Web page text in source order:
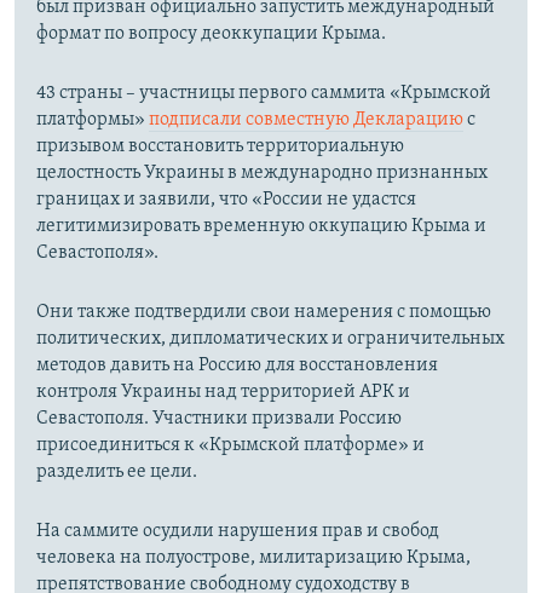
был призван официально запустить международный
формат по вопросу деоккупации Крыма.
43 страны – участницы первого саммита «Крымской
платформы» подписали совместную Декларациюс
призывом восстановить территориальную
целостность Украины в международно признанных
границах и заявили, что «России не удастся
легитимизировать временную оккупацию Крыма и
Севастополя».
Они также подтвердили свои намерения с помощью
политических, дипломатических и ограничительных
методов давить на Россию для восстановления
контроля Украины над территорией АРК и
Севастополя. Участники призвали Россию
присоединиться к «Крымской платформе» и
разделить ее цели.
На саммите осудили нарушения прав и свобод
человека на полуострове, милитаризацию Крыма,
препятствование свободному судоходству в